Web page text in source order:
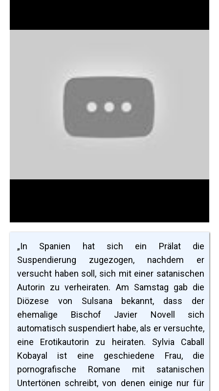
„In Spanien hat sich ein Prälat die
Suspendierung zugezogen, nachdem er
versucht haben soll, sich mit einer satanischen
Autorin zu verheiraten. Am Samstag gab die
Diözese von Sulsana bekannt, dass der
ehemalige Bischof Javier Novell sich
automatisch suspendiert habe, als er versuchte,
eine Erotikautorin zu heiraten. Sylvia Caball
Kobayal ist eine geschiedene Frau, die
pornografische Romane mit satanischen
Untertönen schreibt, von denen einige nur für